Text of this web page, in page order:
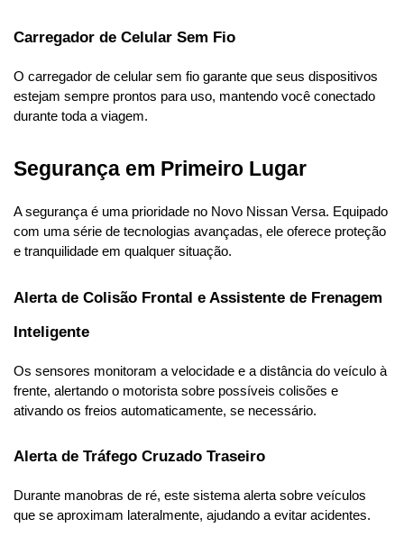
Carregador de Celular Sem Fio
O carregador de celular sem fio garante que seus dispositivos
estejam sempre prontos para uso, mantendo você conectado
durante toda a viagem.
Segurança em Primeiro Lugar
A segurança é uma prioridade no Novo Nissan Versa. Equipado
com uma série de tecnologias avançadas, ele oferece proteção
e tranquilidade em qualquer situação.
Alerta de Colisão Frontal e Assistente de Frenagem
Inteligente
Os sensores monitoram a velocidade e a distância do veículo à
frente, alertando o motorista sobre possíveis colisões e
ativando os freios automaticamente, se necessário.
Alerta de Tráfego Cruzado Traseiro
Durante manobras de ré, este sistema alerta sobre veículos
que se aproximam lateralmente, ajudando a evitar acidentes.